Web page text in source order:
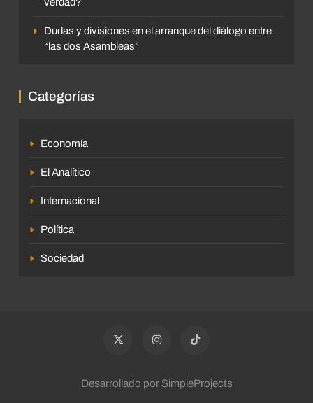
Dudas y divisiones en el arranque del diálogo entre
“las dos Asambleas”
Categorías
Economía
El Analítico
Internacional
Política
Sociedad
Desarrollado por SimpleProjects